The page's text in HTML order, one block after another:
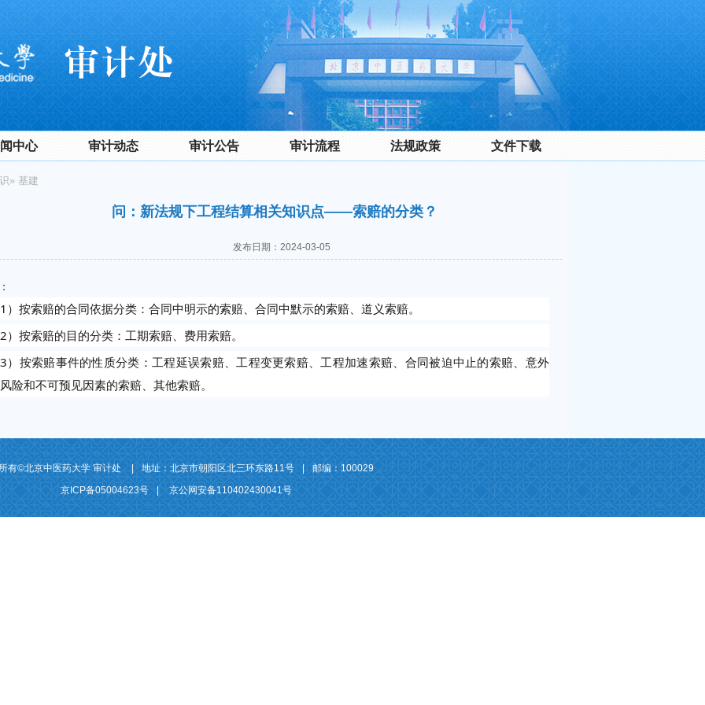
中心 审计动态 审计公告 审计流程 法规政策 文件下载
» 基建
问：新法规下工程结算相关知识点——索赔的分类？
发布日期：2024-03-05
1）按索赔的合同依据分类：合同中明示的索赔、合同中默示的索赔、道义索赔。
2）按索赔的目的分类：工期索赔、费用索赔。
3）按索赔事件的性质分类：工程延误索赔、工程变更索赔、工程加速索赔、合同被迫中止的索赔、意外
风险和不可预见因素的索赔、其他索赔。
有©北京中医药大学 审计处 地址：北京市朝阳区北三环东路11号 |
邮编：100029
京ICP备05004623号
京公网安备110402430041号